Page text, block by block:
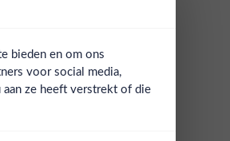
bieden en om ons
voor social media,
aan ze heeft verstrekt of die